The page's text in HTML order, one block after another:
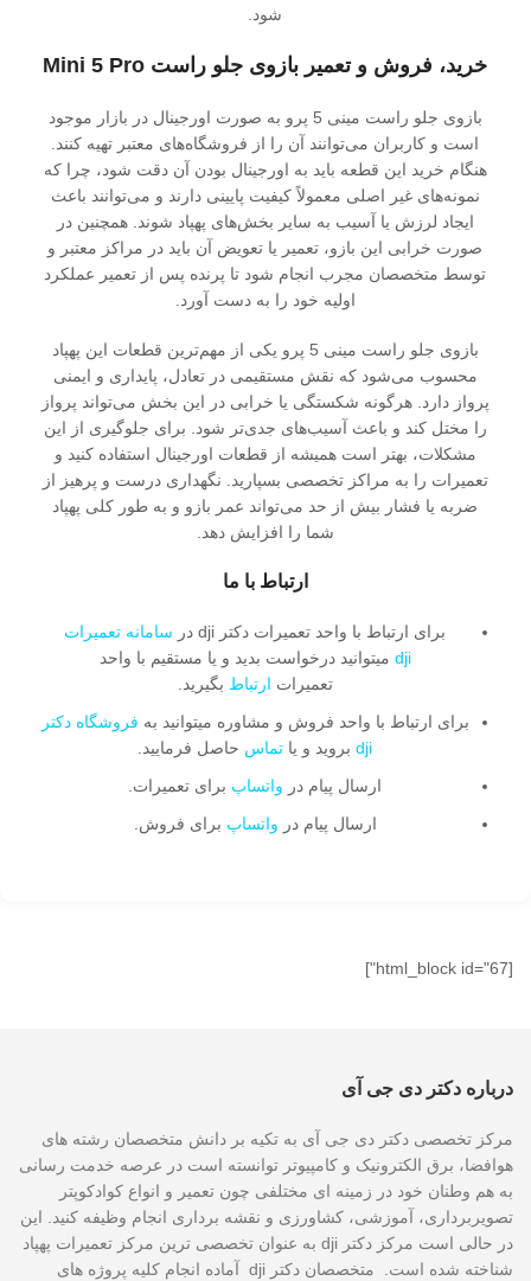
شود.
خرید، فروش و تعمیر بازوی جلو راست Mini 5 Pro
بازوی جلو راست مینی 5 پرو به صورت اورجینال در بازار موجود
است و کاربران می‌توانند آن را از فروشگاه‌های معتبر تهیه کنند.
هنگام خرید این قطعه باید به اورجینال بودن آن دقت شود، چرا که
نمونه‌های غیر اصلی معمولاً کیفیت پایینی دارند و می‌توانند باعث
ایجاد لرزش یا آسیب به سایر بخش‌های پهپاد شوند. همچنین در
صورت خرابی این بازو، تعمیر یا تعویض آن باید در مراکز معتبر و
توسط متخصصان مجرب انجام شود تا پرنده پس از تعمیر عملکرد
اولیه خود را به دست آورد.
بازوی جلو راست مینی 5 پرو یکی از مهم‌ترین قطعات این پهپاد
محسوب می‌شود که نقش مستقیمی در تعادل، پایداری و ایمنی
پرواز دارد. هرگونه شکستگی یا خرابی در این بخش می‌تواند پرواز
را مختل کند و باعث آسیب‌های جدی‌تر شود. برای جلوگیری از این
مشکلات، بهتر است همیشه از قطعات اورجینال استفاده کنید و
تعمیرات را به مراکز تخصصی بسپارید. نگهداری درست و پرهیز از
ضربه یا فشار بیش از حد می‌تواند عمر بازو و به طور کلی پهپاد
شما را افزایش دهد.
ارتباط با ما
برای ارتباط با واحد تعمیرات دکتر dji در
سامانه تعمیرات
dji میتوانید درخواست بدید و یا مستقیم با واحد
تعمیرات ارتباط بگیرید.
برای ارتباط با واحد فروش و مشاوره میتوانید به فروشگاه دکتر
dji بروید و یا تماس حاصل فرمایید.
ارسال پیام در واتساپ برای تعمیرات.
ارسال پیام در واتساپ برای فروش.
[html_block id="67"]
درباره دکتر دی جی آی
مرکز تخصصی دکتر دی جی آی به تکیه بر دانش متخصصان رشته های
هوافضا، برق الکترونیک و کامپیوتر توانسته است در عرصه خدمت رسانی
به هم وطنان خود در زمینه ای مختلفی چون تعمیر و انواع کوادکوپتر
تصویربرداری، آموزشی، کشاورزی و نقشه برداری انجام وظیفه کنید. این
در حالی است مرکز دکتر dji به عنوان تخصصی ترین مرکز تعمیرات پهپاد
شناخته شده است. متخصصان دکتر dji آماده انجام کلیه پروژه های